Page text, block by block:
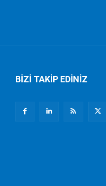
BİZİ TAKİP EDİNİZ